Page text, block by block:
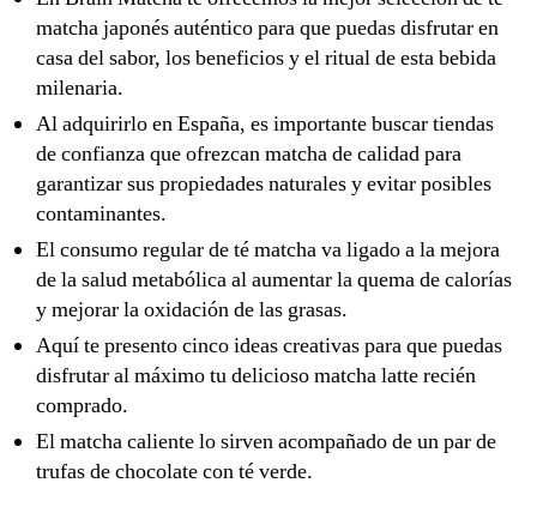
matcha japonés auténtico para que puedas disfrutar en
casa del sabor, los beneficios y el ritual de esta bebida
milenaria.
Al adquirirlo en España, es importante buscar tiendas
de confianza que ofrezcan matcha de calidad para
garantizar sus propiedades naturales y evitar posibles
contaminantes.
El consumo regular de té matcha va ligado a la mejora
de la salud metabólica al aumentar la quema de calorías
y mejorar la oxidación de las grasas.
Aquí te presento cinco ideas creativas para que puedas
disfrutar al máximo tu delicioso matcha latte recién
comprado.
El matcha caliente lo sirven acompañado de un par de
trufas de chocolate con té verde.